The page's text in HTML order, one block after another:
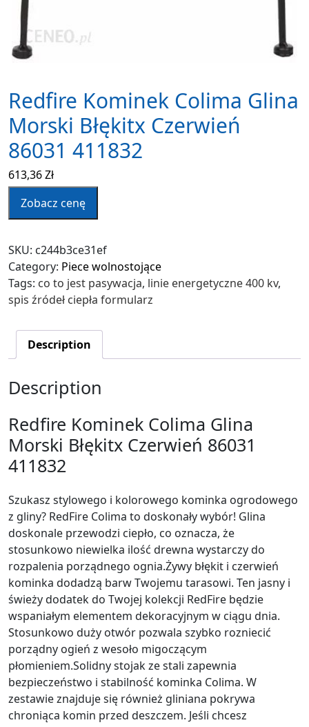
Redfire Kominek Colima Glina
Morski Błękitx Czerwień
86031 411832
613,36Zł
Zobacz cenę
SKU: c244b3ce31ef
Category: Piece wolnostojące
Tags: co to jest pasywacja, linie energetyczne 400 kv,
spis źródeł ciepła formularz
Description
Description
Redfire Kominek Colima Glina
Morski Błękitx Czerwień 86031
411832
Szukasz stylowego i kolorowego kominka ogrodowego
z gliny? RedFire Colima to doskonały wybór! Glina
doskonale przewodzi ciepło, co oznacza, że
stosunkowo niewielka ilość drewna wystarczy do
rozpalenia porządnego ognia.Żywy błękit i czerwień
kominka dodadzą barw Twojemu tarasowi. Ten jasny i
świeży dodatek do Twojej kolekcji RedFire będzie
wspaniałym elementem dekoracyjnym w ciągu dnia.
Stosunkowo duży otwór pozwala szybko rozniecić
porządny ogień z wesoło migoczącym
płomieniem.Solidny stojak ze stali zapewnia
bezpieczeństwo i stabilność kominka Colima. W
zestawie znajduje się również gliniana pokrywa
chroniąca komin przed deszczem. Jeśli chcesz